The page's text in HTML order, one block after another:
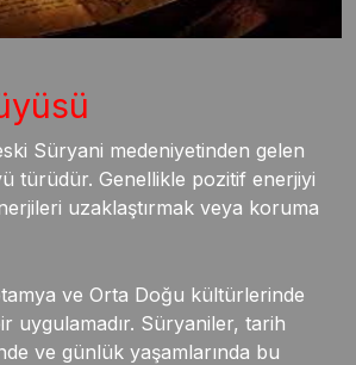
Süryani medeniyetinden gelen
türüdür. Genellikle pozitif enerjiyi
uzaklaştırmak veya koruma
ve Orta Doğu kültürlerinde
uygulamadır. Süryaniler, tarih
ve günlük yaşamlarında bu